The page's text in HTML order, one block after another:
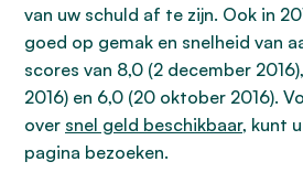
van uw schuld af te zijn. Ook in
goed op gemak en snelheid van
scores van 8,0 (2 december
2016) en 6,0 (20 oktober 2016).
over snel geld beschikbaar, kunt
pagina bezoeken.